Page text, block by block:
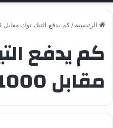
الرئيسية / كم يدفع التيك توك مقابل 1000 مشاهدة
كم يدفع
مقابل 1000 مشاهدة